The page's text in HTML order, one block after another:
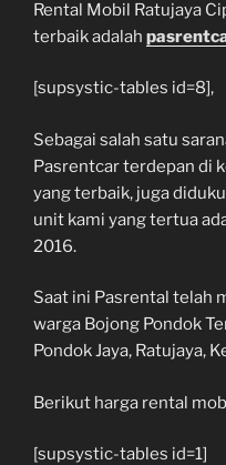
Rental Mobil Ratujaya
terbaik adalah
[supsystic-tables id=8],
Sebagai salah satu
Pasrentcar terdepan di
yang terbaik, juga
unit kami yang tertua
2016.
Saat ini Pasrental telah
warga Bojong Pondok
Pondok Jaya, Ratujaya,
Berikut harga rental
[supsystic-tables id=1]